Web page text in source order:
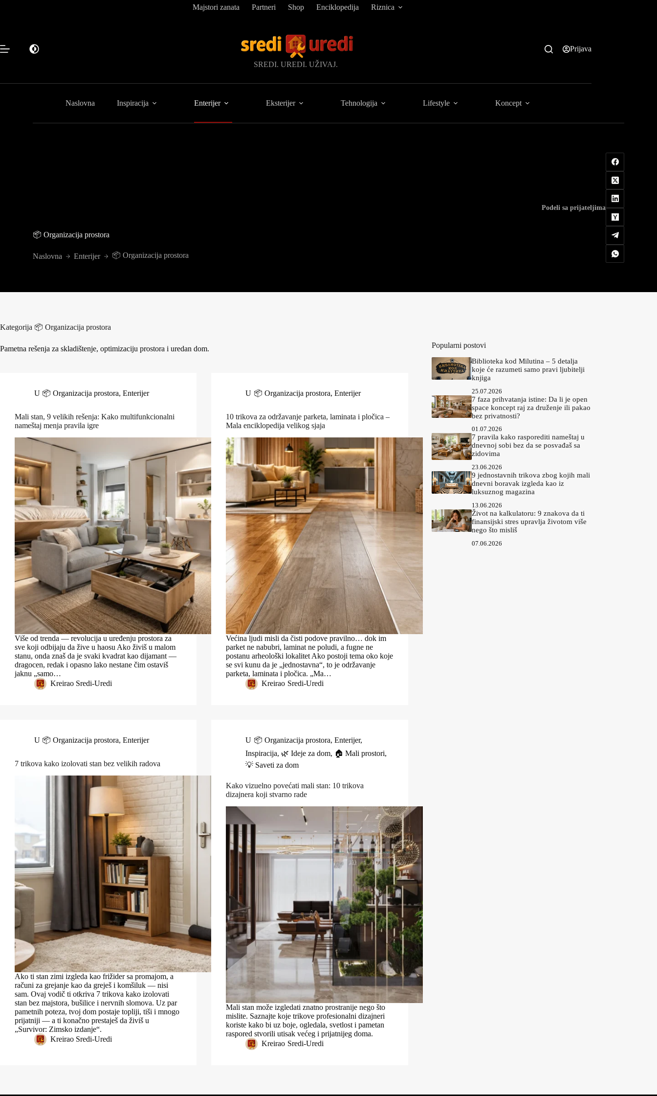
Majstori zanata Partneri Shop Enciklopedija Riznica
SREDI. UREDI. UŽIVAJ.
Prijava
Naslovna Inspiracija Enterijer Eksterijer Tehnologija Lifestyle Koncept
📦 Organizacija prostora
Naslovna Enterijer 📦 Organizacija prostora
Podeli sa prijateljima
Kategorija 📦 Organizacija prostora
Pametna rešenja za skladištenje, optimizaciju prostora i uredan dom.
U 📦 Organizacija prostora,Enterijer
Mali stan, 9 velikih rešenja: Kako multifunkcionalni
nameštaj menja pravila igre
Više od trenda — revolucija u uređenju prostora za
sve koji odbijaju da žive u haosu Ako živiš u malom
stanu, onda znaš da je svaki kvadrat kao dijamant —
dragocen, redak i opasno lako nestane čim ostaviš
jaknu „samo…
Kreirao Sredi-Uredi
U 📦 Organizacija prostora, Enterijer
10 trikova za održavanje parketa, laminata i pločica –
Mala enciklopedija velikog sjaja
Većina ljudi misli da čisti podove pravilno… dok im
parket ne nabubri, laminat ne poludi, a fugne ne
postanu arheološki lokalitet Ako postoji tema oko koje
se svi kunu da je „jednostavna“, to je održavanje
parketa, laminata i pločica. „Ma…
Kreirao Sredi-Uredi
U 📦 Organizacija prostora,Enterijer
7 trikova kako izolovati stan bez velikih radova
Ako ti stan zimi izgleda kao frižider sa promajom, a
računi za grejanje kao da greješ i komšiluk — nisi
sam. Ovaj vodič ti otkriva 7 trikova kako izolovati
stan bez majstora, bušilice i nervnih slomova. Uz par
pametnih poteza, tvoj dom postaje topliji, tiši i mnogo
prijatniji — a ti konačno prestaješ da živiš u
„Survivor: Zimsko izdanje“.
Kreirao Sredi-Uredi
U 📦 Organizacija prostora, Enterijer,
Inspiracija, 🌿 Ideje za dom, 🏠 Mali prostori,
💡 Saveti za dom
Kako vizuelno povećati mali stan: 10 trikova
dizajnera koji stvarno rade
Mali stan može izgledati znatno prostranije nego što
mislite. Saznajte koje trikove profesionalni dizajneri
koriste kako bi uz boje, ogledala, svetlost i pametan
raspored stvorili utisak većeg i prijatnijeg doma.
Kreirao Sredi-Uredi
Popularni postovi
Biblioteka kod Milutina – 5 detalja
koje će razumeti samo pravi ljubitelji
knjiga
25.07.2026
7 faza prihvatanja istine: Da li je open
space koncept raj za druženje ili pakao
bez privatnosti?
01.07.2026
7 pravila kako rasporediti nameštaj u
dnevnoj sobi bez da se posvađaš sa
zidovima
23.06.2026
9 jednostavnih trikova zbog kojih mali
dnevni boravak izgleda kao iz
luksuznog magazina
13.06.2026
Život na kalkulatoru: 9 znakova da ti
finansijski stres upravlja životom više
nego što misliš
07.06.2026